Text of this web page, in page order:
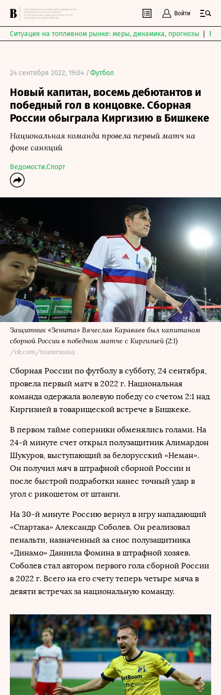
Войти
Ситуация на топливном рынке: меры, динамика, прогнозы
24 сентября 2022, 19:04 /Футбол
Новый капитан, восемь дебютантов и
победный гол в концовке. Сборная
России обыграла Киргизию в Бишкеке
Национальная команда провела первый матч на
фоне санкций
Ведомости.Спорт
Защитник «Зенита» Вячеслав Караваев был капитаном
сборной России в победном матче с Киргизией (2:1)
/vk.com/teamrussia
Сборная России по футболу в субботу, 24 сентября,
провела первый матч в 2022 г. Национальная
команда одержала волевую победу со счетом 2:1 над
Киргизией в товарищеской встрече в Бишкеке.
В первом тайме соперники обменялись голами. На
24-й минуте счет открыл полузащитник Алимардон
Шукуров, выступающий за белорусский «Неман».
Он получил мяч в штрафной сборной России и
после быстрой подработки нанес точный удар в
угол с рикошетом от штанги.
На 30-й минуте Россию вернул в игру нападающий
«Спартака» Александр Соболев. Он реализовал
пенальти, назначенный за снос полузащитника
«Динамо» Даниила Фомина в штрафной хозяев.
Соболев стал автором первого гола сборной России
в 2022 г. Всего на его счету теперь четыре мяча в
девяти встречах за национальную команду.